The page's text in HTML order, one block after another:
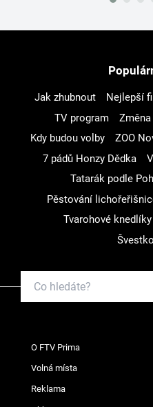
Jak zhubnout Nejlepší
TV program
Kdy budou volby
ZOO
7 pádů Honzy Dědka
Tatarák podle
Pěstování
Tvarohové knedlíky
O FTV Prima
Volná místa
Reklama